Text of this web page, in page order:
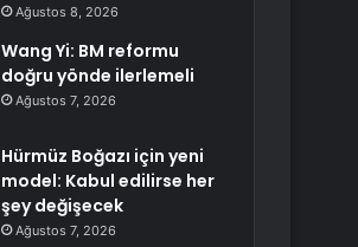
Ağustos 8, 2026
Wang Yi: BM reformu
doğru yönde ilerlemeli
Ağustos 7, 2026
Hürmüz Boğazı için yeni
model: Kabul edilirse her
şey değişecek
Ağustos 7, 2026